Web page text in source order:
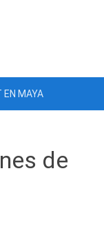
EN MAYA
de